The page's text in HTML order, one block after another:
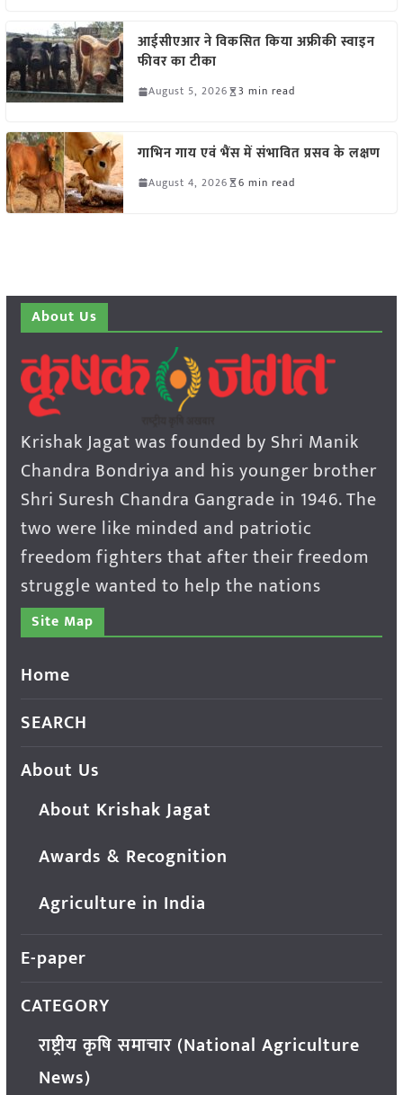
आईसीएआर ने विकसित किया अफ्रीकी स्वाइन
फीवर का टीका
August 5, 2026 3 min read
गाभिन गाय एवं भैंस में संभावित प्रसव के लक्षण
August 4, 2026 6 min read
About Us
Krishak Jagat was founded by Shri Manik
Chandra Bondriya and his younger brother
Shri Suresh Chandra Gangrade in 1946. The
two were like minded and patriotic
freedom fighters that after their freedom
struggle wanted to help the nations
Site Map
Home
SEARCH
About Us
About Krishak Jagat
Awards & Recognition
Agriculture in India
E-paper
CATEGORY
राष्ट्रीय कृषि समाचार (National Agriculture
News)